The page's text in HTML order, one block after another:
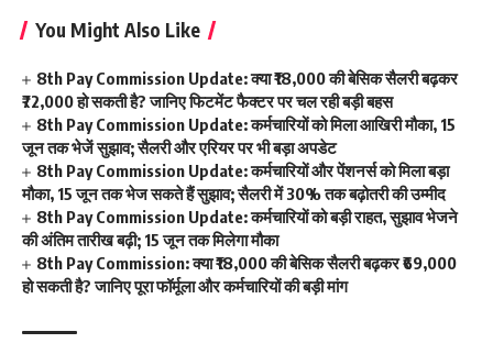
You Might Also Like
8th Pay Commission Update: क्या ₹18,000 की बेसिक सैलरी बढ़कर
₹72,000 हो सकती है? जानिए फिटमेंट फैक्टर पर चल रही बड़ी बहस
8th Pay Commission Update: कर्मचारियों को मिला आखिरी मौका, 15
जून तक भेजें सुझाव; सैलरी और एरियर पर भी बड़ा अपडेट
8th Pay Commission Update: कर्मचारियों और पेंशनर्स को मिला बड़ा
मौका, 15 जून तक भेज सकते हैं सुझाव; सैलरी में 30% तक बढ़ोतरी की उम्मीद
8th Pay Commission Update: कर्मचारियों को बड़ी राहत, सुझाव भेजने
की अंतिम तारीख बढ़ी; 15 जून तक मिलेगा मौका
8th Pay Commission: क्या ₹18,000 की बेसिक सैलरी बढ़कर ₹69,000
हो सकती है? जानिए पूरा फॉर्मूला और कर्मचारियों की बड़ी मांग